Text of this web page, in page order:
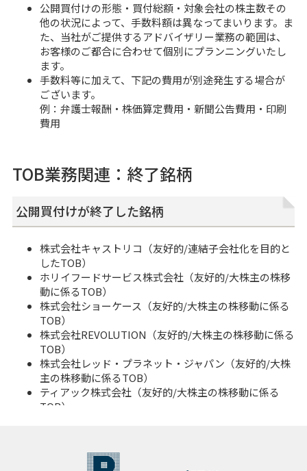
公開買付けの形態・買付総額・対象会社の株主数その
他の状況によって、手数料額は異なってまいります。ま
た、当社がご提供するアドバイザリー業務の範囲は、
お客様のご都合に合わせて個別にプランニングいたし
ます。
手数料等に加えて、下記の費用が別途発生する場合が
ございます。
例：弁護士報酬・株価算定費用・新聞公告費用・印刷
費用
TOB業務関連：終了銘柄
公開買付けが終了した銘柄
株式会社キャストリコ（友好的/連結子会社化を目的と
したTOB）
ホリイフードサービス株式会社（友好的/大株主の株移
動に係るTOB）
株式会社ショーケース（友好的/大株主の株移動に係る
TOB）
株式会社REVOLUTION（友好的/大株主の株移動に係る
TOB）
株式会社レッド・プラネット・ジャパン（友好的/大株
主の株移動に係るTOB）
ティアック株式会社（友好的/大株主の株移動に係る
TOB）
新華ホールディングス・リミテッド（敵対的/提携を目
的としたTOB）